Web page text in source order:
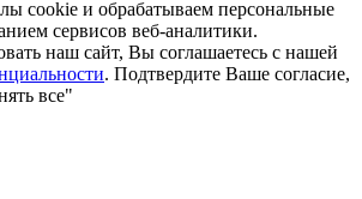
сookie и обрабатываем персональные
сервисов веб-аналитики.
наш сайт, Вы соглашаетесь с нашей
. Подтвердите Ваше согласие,
все"